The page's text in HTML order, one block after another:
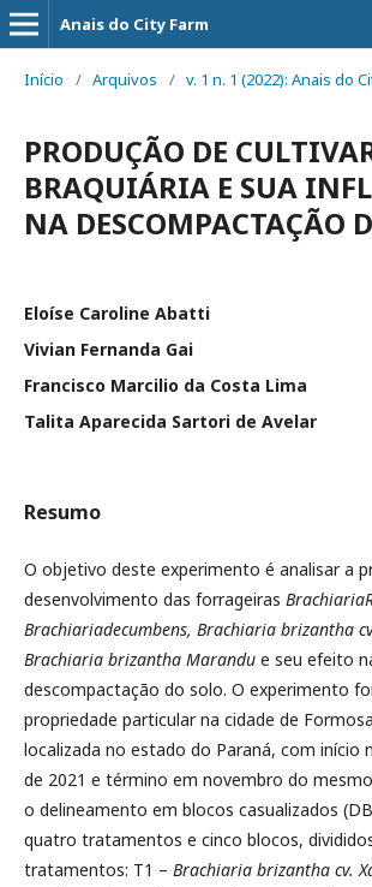
Anais do City Farm
Início / Arquivos / v. 1 n. 1 (2022): Anais do
PRODUÇÃO DE
BRAQUIÁRIA E SUA
NA DESCOMPACTAÇÃO
Eloíse Caroline Abatti
Vivian Fernanda Gai
Francisco Marcilio da Costa Lima
Talita Aparecida Sartori de Avelar
Resumo
O objetivo deste experimento é analisar a
desenvolvimento das forrageiras
Brachiariadecumbens, Brachiaria brizantha
Brachiaria brizantha Marandu e seu efeito
descompactação do solo. O experimento
propriedade particular na cidade de
localizada no estado do Paraná, com início
de 2021 e término em novembro do
o delineamento em blocos casualizados
quatro tratamentos e cinco blocos,
tratamentos: T1 – Brachiaria brizantha cv.